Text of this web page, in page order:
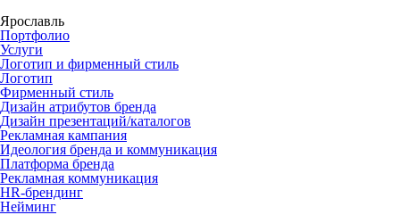
Ярославль
Портфолио
Услуги
Логотип и фирменный стиль
Логотип
Фирменный стиль
Дизайн атрибутов бренда
Дизайн презентаций/каталогов
Рекламная кампания
Идеология бренда и коммуникация
Платформа бренда
Рекламная коммуникация
HR-брендинг
Нейминг